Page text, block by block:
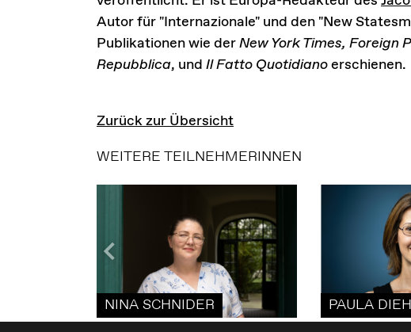
Autor für "Internazionale" und den "New
Publikationen wie derNew York Times, Foreign
Repubblica, und Il Fatto Quotidianoerschienen.
Zurück zur Übersicht
WEITERE TEILNEHMERINNEN
NINA SCHNIDER PAULA